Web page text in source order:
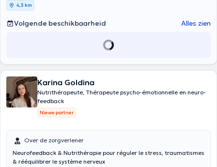
4,3 km
Volgende beschikbaarheid Alles zien
Karina Goldina
Nutrithérapeute, Thérapeute psycho-émotionnelle en neuro-
feedback
Niewe partner
Over de zorgverlener
Neurofeedback & Nutrithérapie pour réguler le stress, traumatismes
& rééquilibrer le système nerveux